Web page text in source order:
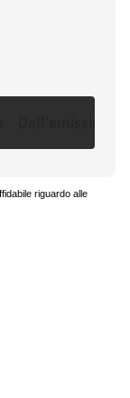
riguardo alle